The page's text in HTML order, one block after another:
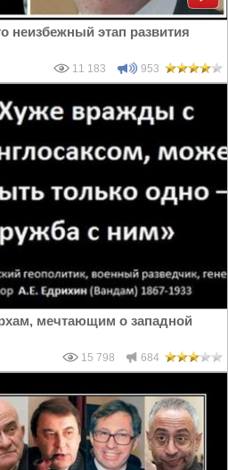
неизбежный этап развития
11 183 953
мечтающим о западной
15 798 684